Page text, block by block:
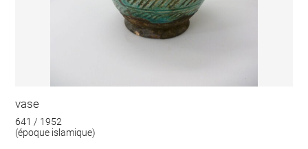
vase
641 / 1952
(époque islamique)